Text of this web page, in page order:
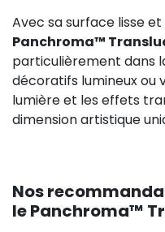
Avec sa surface lisse
Panchroma™
particulièrement dans
décoratifs lumineux ou
lumière et les effets
dimension artistique
Nos
le Panchroma™